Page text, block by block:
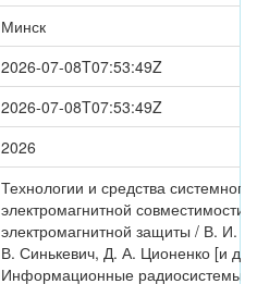
Минск
2026-07-08T07:53:49Z
2026-07-08T07:53:49Z
2026
Технологии и средства
электромагнитной совместимости и
электромагнитной защиты / В. И.
В. Синькевич, Д. А. Ционенко [и
Информационные радиосистемы и